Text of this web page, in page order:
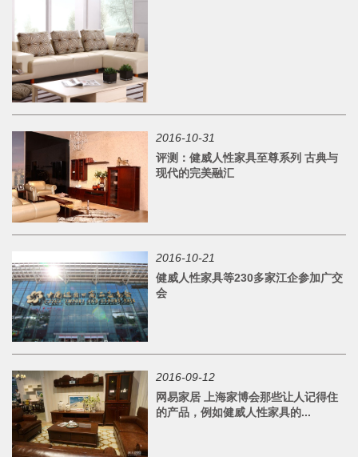
2016-10-31
评测：健威人性家具至尊系列 古典与
现代的完美融汇
2016-10-21
健威人性家具等230多家江企参加广交
会
2016-09-12
网易家居 上海家博会那些让人记得住
的产品，例如健威人性家具的...